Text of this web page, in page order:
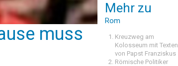
muss
Mehr zu
Rom
Kreuzweg am
Kolosseum mit Texten
von Papst Franziskus
Römische Politiker